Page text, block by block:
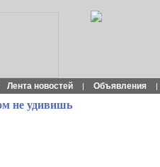
Лента новостей | Объявления |
не удивишь